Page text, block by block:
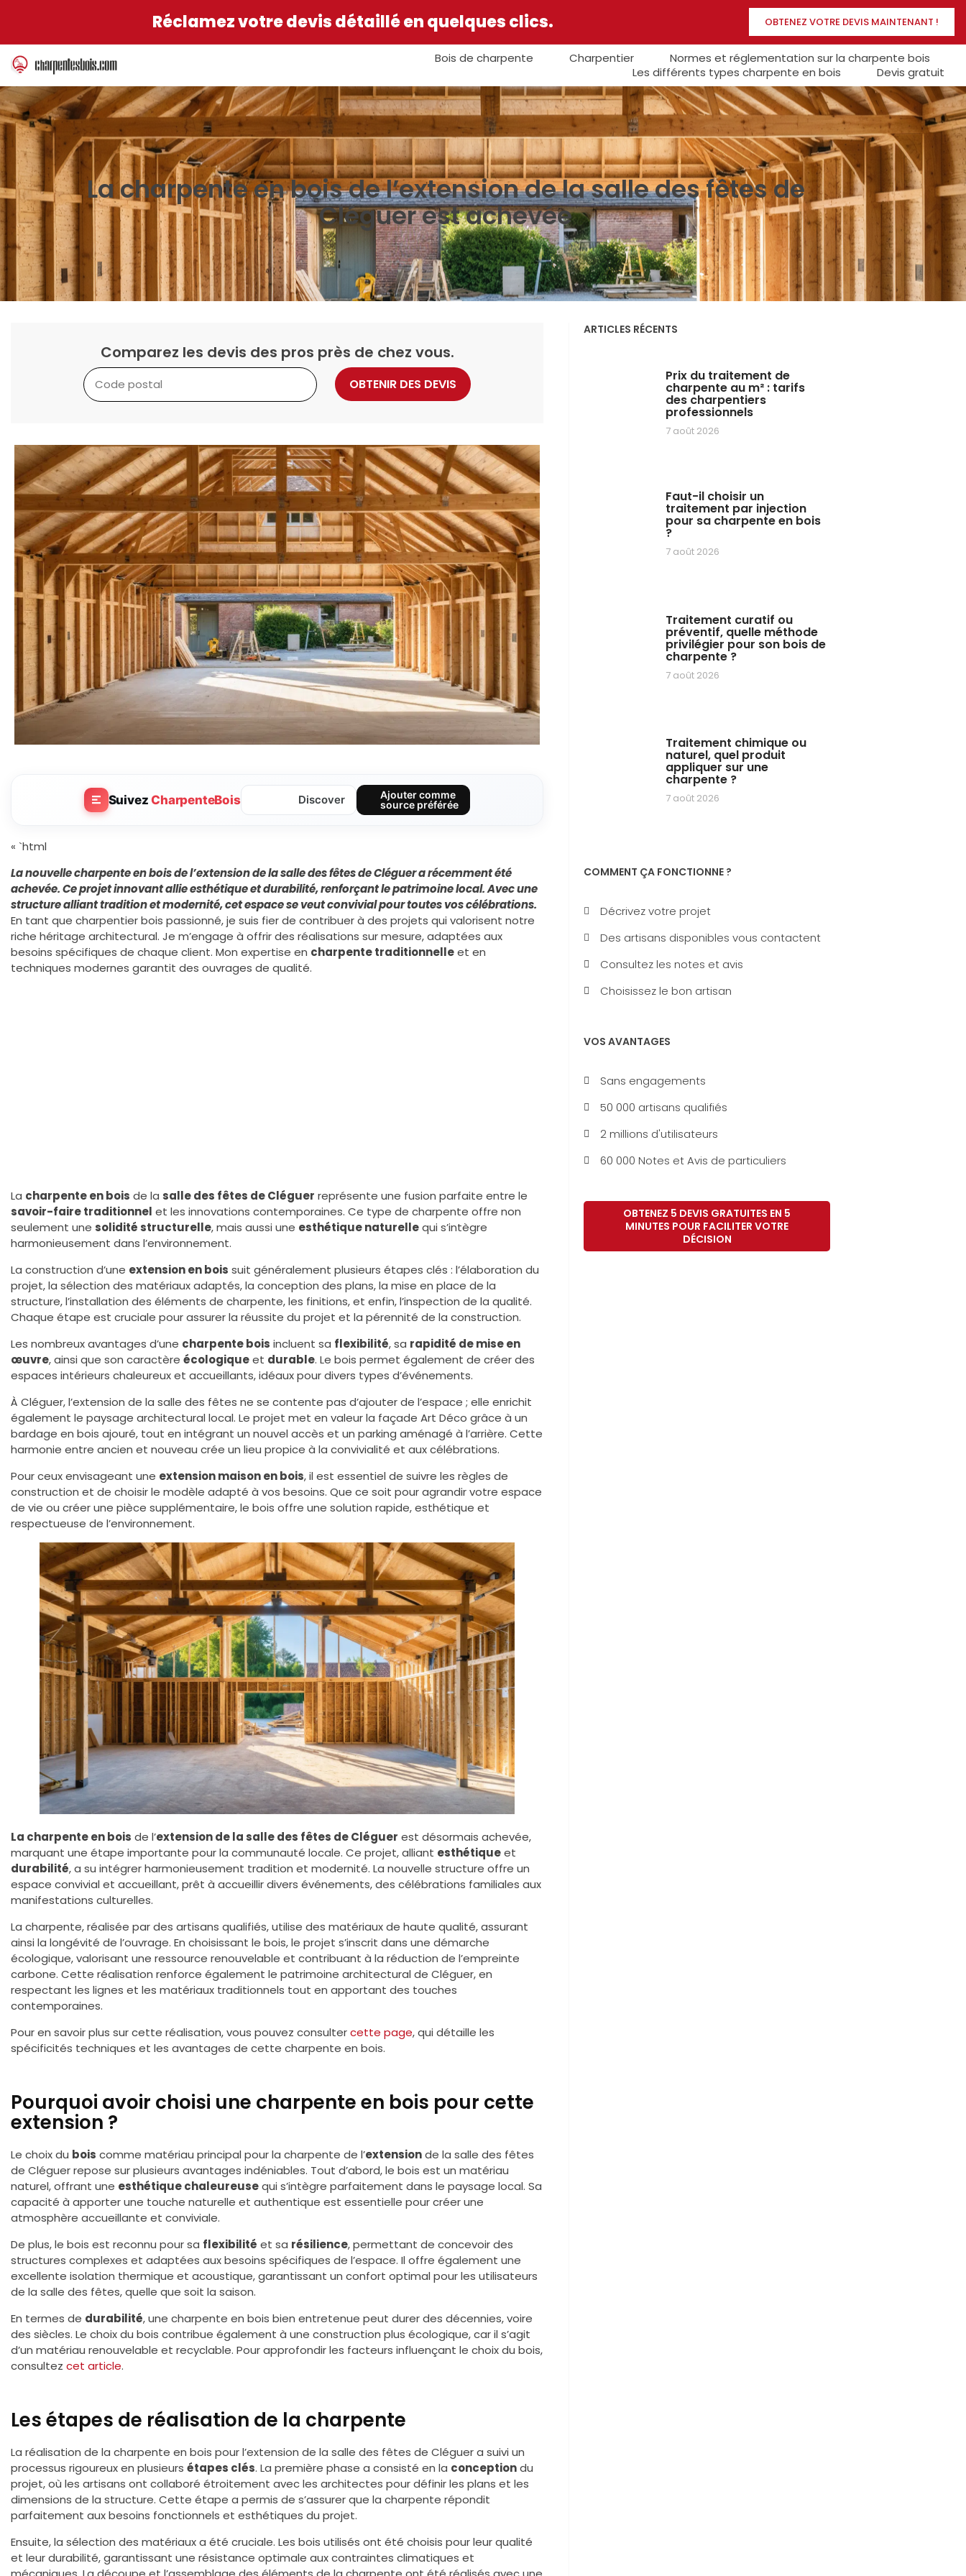
Réclamez votre devis détaillé en quelques clics. OBTENEZ VOTRE DEVIS MAINTENANT !
Bois de charpente Charpentier
Normes et réglementation sur la charpente bois
Les différents types charpente en bois
Devis gratuit
La charpente en bois de l’extension de la salle des fêtes de
Cléguer est achevée
Comparez les devis des pros près de chez vous.
OBTENIR DES DEVIS
SuivezCharpenteBois Discover
Ajouter comme
source préférée
« `html
La nouvellecharpente en boisde l’extension de lasalle des fêtes de Cléguera récemment été
achevée. Ce projet innovant allieesthétiqueetdurabilité, renforçant le patrimoine local. Avec une
structure allianttraditionetmodernité, cet espace se veut convivial pour toutes vos célébrations.
En tant que charpentier bois passionné, je suis fier de contribuer à des projets qui valorisent notre
riche héritage architectural. Je m’engage à offrir des réalisations sur mesure, adaptées aux
besoins spécifiques de chaque client. Mon expertise en charpente traditionnelleet en
techniques modernes garantit des ouvrages de qualité.
La charpente en bois de la salle des fêtes de Cléguer représente une fusion parfaite entre le
savoir-faire traditionnel et les innovations contemporaines. Ce type de charpente offre non
seulement une solidité structurelle, mais aussi une esthétique naturellequi s’intègre
harmonieusement dans l’environnement.
La construction d’une extension en bois suit généralement plusieurs étapes clés : l’élaboration du
projet, la sélection des matériaux adaptés, la conception des plans, la mise en place de la
structure, l’installation des éléments de charpente, les finitions, et enfin, l’inspection de la qualité.
Chaque étape est cruciale pour assurer la réussite du projet et la pérennité de la construction.
Les nombreux avantages d’une charpente bois incluent sa flexibilité, sa rapidité de mise en
œuvre, ainsi que son caractère écologiqueet durable. Le bois permet également de créer des
espaces intérieurs chaleureux et accueillants, idéaux pour divers types d’événements.
À Cléguer, l’extension de la salle des fêtes ne se contente pas d’ajouter de l’espace ; elle enrichit
également le paysage architectural local. Le projet met en valeur la façade Art Déco grâce à un
bardage en bois ajouré, tout en intégrant un nouvel accès et un parking aménagé à l’arrière. Cette
harmonie entre ancien et nouveau crée un lieu propice à la convivialité et aux célébrations.
Pour ceux envisageant une extension maison en bois, il est essentiel de suivre les règles de
construction et de choisir le modèle adapté à vos besoins. Que ce soit pour agrandir votre espace
de vie ou créer une pièce supplémentaire, le bois offre une solution rapide, esthétique et
respectueuse de l’environnement.
La charpente en bois de l’extension de la salle des fêtes de Cléguer est désormais achevée,
marquant une étape importante pour la communauté locale. Ce projet, alliant esthétiqueet
durabilité, a su intégrer harmonieusement tradition et modernité. La nouvelle structure offre un
espace convivial et accueillant, prêt à accueillir divers événements, des célébrations familiales aux
manifestations culturelles.
La charpente, réalisée par des artisans qualifiés, utilise des matériaux de haute qualité, assurant
ainsi la longévité de l’ouvrage. En choisissant le bois, le projet s’inscrit dans une démarche
écologique, valorisant une ressource renouvelable et contribuant à la réduction de l’empreinte
carbone. Cette réalisation renforce également le patrimoine architectural de Cléguer, en
respectant les lignes et les matériaux traditionnels tout en apportant des touches
contemporaines.
Pour en savoir plus sur cette réalisation, vous pouvez consultercette page, qui détaille les
spécificités techniques et les avantages de cette charpente en bois.
Pourquoi avoir choisi une charpente en bois pour cette
extension ?
Le choix du bois comme matériau principal pour la charpente de l’extensionde la salle des fêtes
de Cléguer repose sur plusieurs avantages indéniables. Tout d’abord, le bois est un matériau
naturel, offrant une esthétique chaleureusequi s’intègre parfaitement dans le paysage local. Sa
capacité à apporter une touche naturelle et authentique est essentielle pour créer une
atmosphère accueillante et conviviale.
De plus, le bois est reconnu pour sa flexibilité et sa résilience, permettant de concevoir des
structures complexes et adaptées aux besoins spécifiques de l’espace. Il offre également une
excellente isolation thermique et acoustique, garantissant un confort optimal pour les utilisateurs
de la salle des fêtes, quelle que soit la saison.
En termes de durabilité, une charpente en bois bien entretenue peut durer des décennies, voire
des siècles. Le choix du bois contribue également à une construction plus écologique, car il s’agit
d’un matériau renouvelable et recyclable. Pour approfondir les facteurs influençant le choix du bois,
consultez cet article.
Les étapes de réalisation de la charpente
La réalisation de la charpente en bois pour l’extension de la salle des fêtes de Cléguer a suivi un
processus rigoureux en plusieurs étapes clés. La première phase a consisté en la conceptiondu
projet, où les artisans ont collaboré étroitement avec les architectes pour définir les plans et les
dimensions de la structure. Cette étape a permis de s’assurer que la charpente répondit
parfaitement aux besoins fonctionnels et esthétiques du projet.
Ensuite, la sélection des matériaux a été cruciale. Les bois utilisés ont été choisis pour leur qualité
et leur durabilité, garantissant une résistance optimale aux contraintes climatiques et
ARTICLES RÉCENTS
Prix du traitement de
charpente au m² : tarifs
des charpentiers
professionnels
7 août 2026
Faut-il choisir un
traitement par injection
pour sa charpente en bois
?
7 août 2026
Traitement curatif ou
préventif, quelle méthode
privilégier pour son bois de
charpente ?
7 août 2026
Traitement chimique ou
naturel, quel produit
appliquer sur une
charpente ?
7 août 2026
COMMENT ÇA FONCTIONNE ?
Décrivez votre projet
Des artisans disponibles vous contactent
Consultez les notes et avis
Choisissez le bon artisan
VOS AVANTAGES
Sans engagements
50 000 artisans qualifiés
2 millions d'utilisateurs
60 000 Notes et Avis de particuliers
OBTENEZ 5 DEVIS GRATUITES EN 5
MINUTES POUR FACILITER VOTRE
DÉCISION